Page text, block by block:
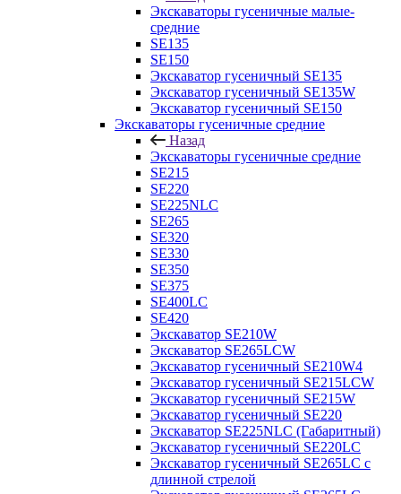
Экскаваторы гусеничные малые-
средние
SE135
SE150
Экскаватор гусеничный SE135
Экскаватор гусеничный SE135W
Экскаватор гусеничный SE150
Экскаваторы гусеничные средние
Назад
Экскаваторы гусеничные средние
SE215
SE220
SE225NLC
SE265
SE320
SE330
SE350
SE375
SE400LC
SE420
Экскаватор SE210W
Экскаватор SE265LCW
Экскаватор гусеничный SE210W4
Экскаватор гусеничный SE215LCW
Экскаватор гусеничный SE215W
Экскаватор гусеничный SE220
Экскаватор SE225NLC (Габаритный)
Экскаватор гусеничный SE220LC
Экскаватор гусеничный SE265LC с
длинной стрелой